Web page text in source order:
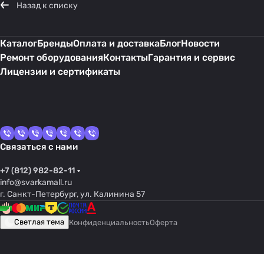
Назад к списку
КаталогБрендыОплата и доставкаБлогНовости
Ремонт оборудованияКонтактыГарантия и сервис
Лицензии и сертификаты
Связаться с нами
+7 (812) 982-82-11
info@svarkamall.ru
г. Санкт-Петербург, ул. Калинина 57
Светлая тема КонфиденциальностьОферта